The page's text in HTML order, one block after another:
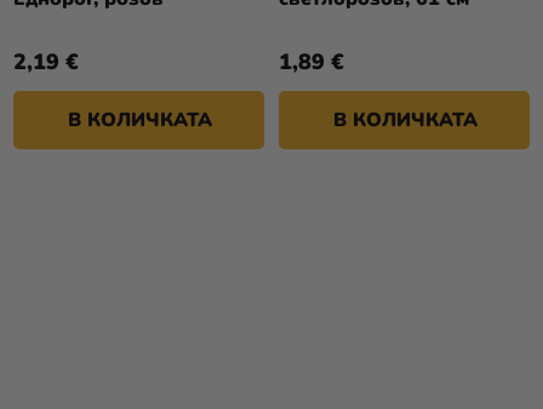
2,19 €
В КОЛИЧКАТА
1,89 €
В КОЛИЧКАТА